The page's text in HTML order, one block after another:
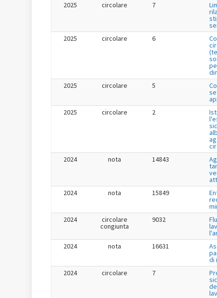
2025
circolare 7
2025
circolare 6
2025
circolare 5
2025
circolare 2
2024
nota 14843
2024
nota 15849
2024
circolare
congiunta
9032
2024
nota 16631
di
2024
circolare 7